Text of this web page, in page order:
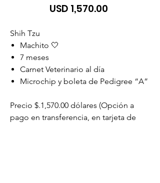
USD 1,570.00
Shih Tzu
Machito 🤍
7 meses
Carnet Veterinario al día
Microchip y boleta de Pedigree “A”
Precio $.1,570.00 dólares (Opción a
pago en transferencia, en tarjeta de